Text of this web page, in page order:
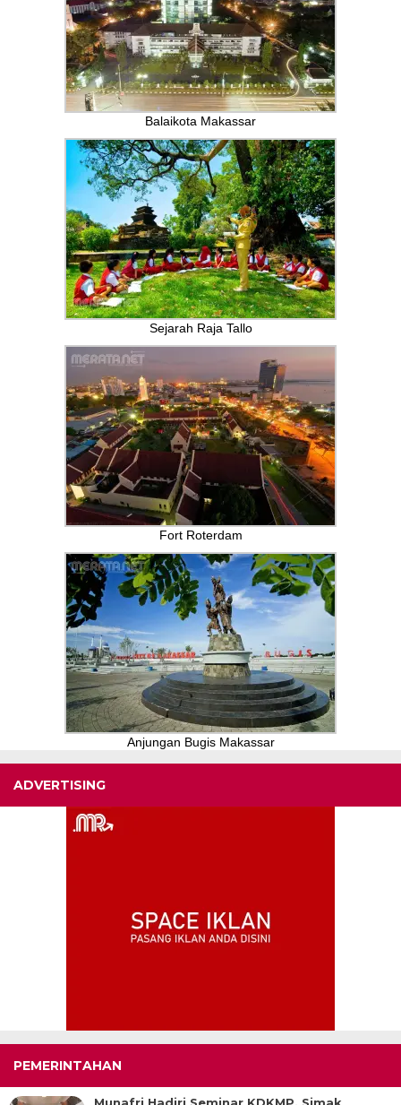
Balaikota Makassar
Sejarah Raja Tallo
Fort Roterdam
Anjungan Bugis Makassar
ADVERTISING
PEMERINTAHAN